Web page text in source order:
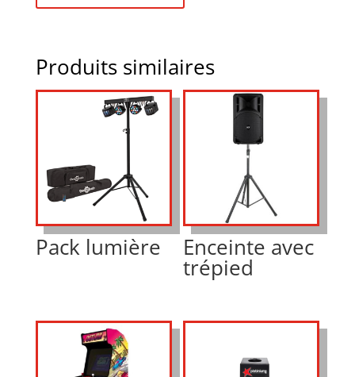
Produits similaires
Pack lumière Enceinte avec
trépied